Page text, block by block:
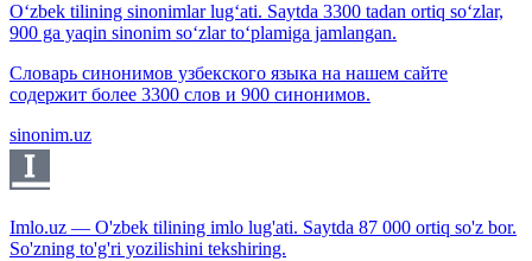
O‘zbek tilining sinonimlar lug‘ati. Saytda 3300 tadan ortiq so‘zlar,
900 ga yaqin sinonim so‘zlar to‘plamiga jamlangan.
Словарь синонимов узбекского языка на нашем сайте
содержит более 3300 слов и 900 синонимов.
sinonim.uz
Imlo.uz — O'zbek tilining imlo lug'ati. Saytda 87 000 ortiq so'z bor.
So'zning to'g'ri yozilishini tekshiring.